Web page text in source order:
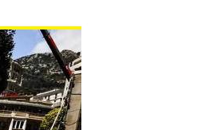
فورمولا إي